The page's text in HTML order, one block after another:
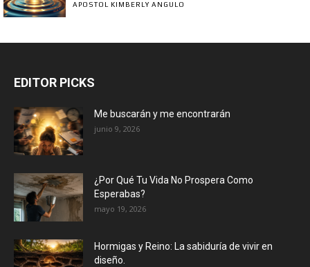
APOSTOL KIMBERLY ANGULO
EDITOR PICKS
Me buscarán y me encontrarán
junio 9, 2026
¿Por Qué Tu Vida No Prospera Como
Esperabas?
mayo 19, 2026
Hormigas y Reino: La sabiduría de vivir en
diseño.